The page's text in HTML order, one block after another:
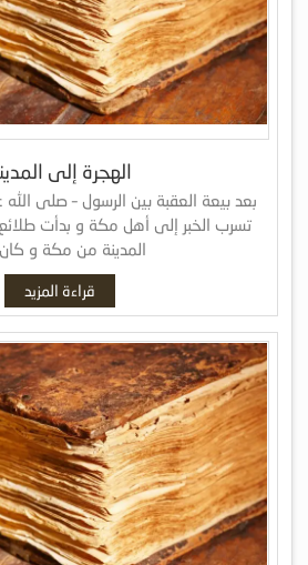
الهجرة إلى
بعد بيعة العقبة بين الرسول – صلى الله
تسرب الخبر إلى أهل مكة و بدأت
المدينة من مكة و
قراءة المزيد